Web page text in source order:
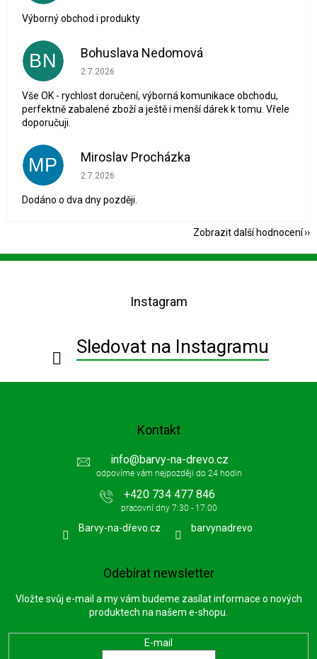
Výborný obchod i produkty
BN Bohuslava Nedomová
Hodnocení obchodu je 5 z 5 hvězdiček.
2.7.2026
Vše OK - rychlost doručení, výborná komunikace obchodu,
perfektně zabalené zboží a ještě i menší dárek k tomu. Vřele
doporučuji.
MP Miroslav Procházka
Hodnocení obchodu je 1 z 5 hvězdiček.
2.7.2026
Dodáno o dva dny později.
Zobrazit další hodnocení
Z
Instagram
Sledovat na Instagramu
Kontakt
info@barvy-na-drevo.cz
+420 734 477 846
Barvy-na-dřevo.cz barvynadrevo
Odebírat newsletter
Vložte svůj e-mail a my vám budeme zasílat informace o nových
produktech na našem e-shopu.
E-mail